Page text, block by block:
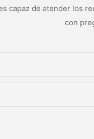
capaz de atender
con